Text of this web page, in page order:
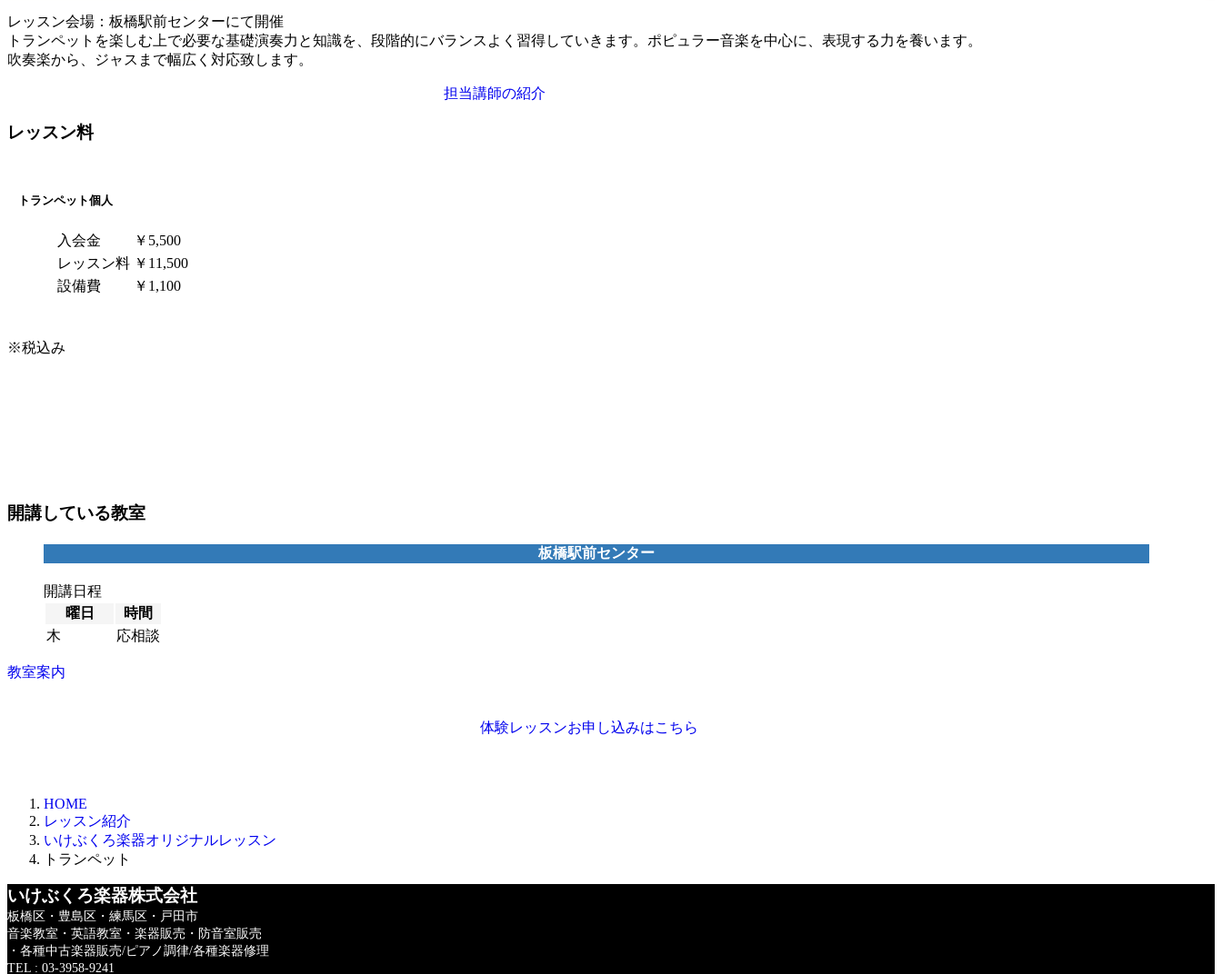
レッスン会場：板橋駅前センターにて開催
トランペットを楽しむ上で必要な基礎演奏力と知識を、段階的にバランスよく習得していきます。ポピュラー音楽を中心に、表現する力を養います。
吹奏楽から、ジャスまで幅広く対応致します。
担当講師の紹介
レッスン料
トランペット個人
入会金
￥5,500
レッスン料 ￥11,500
設備費
￥1,100
※税込み
開講している教室
板橋駅前センター
開講日程
曜日
時間
木
応相談
教室案内
体験レッスンお申し込みはこちら
HOME
レッスン紹介
いけぶくろ楽器オリジナルレッスン
トランペット
いけぶくろ楽器株式会社
板橋区・豊島区・練馬区・戸田市
音楽教室・英語教室・楽器販売・防音室販売
・各種中古楽器販売/ピアノ調律/各種楽器修理
TEL : 03-3958-9241